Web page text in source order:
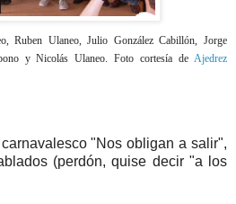
Ruben Ulaneo, Julio González Cabillón, Jorge
y Nicolás Ulaneo. Foto cortesía de Ajedrez
"Nos obligan a salir",
(perdón, quise decir "a los